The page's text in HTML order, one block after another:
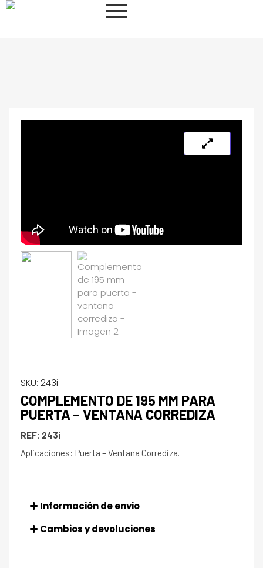
SKU: 243i
COMPLEMENTO DE 195 MM PARA
PUERTA – VENTANA CORREDIZA
REF: 243i
Aplicaciones: Puerta – Ventana Corrediza.
Información de envio
Cambios y devoluciones